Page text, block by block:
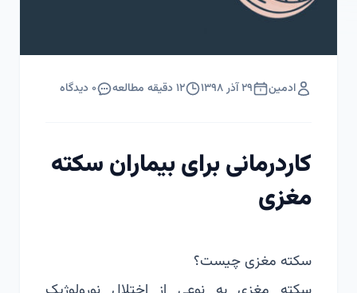
ادمین ۲۹ آذر ۱۳۹۸ ۱۲ دقیقه مطالعه ۰ دیدگاه
کاردرمانی برای بیماران سکته
مغزی
سکته مغزی چیست؟